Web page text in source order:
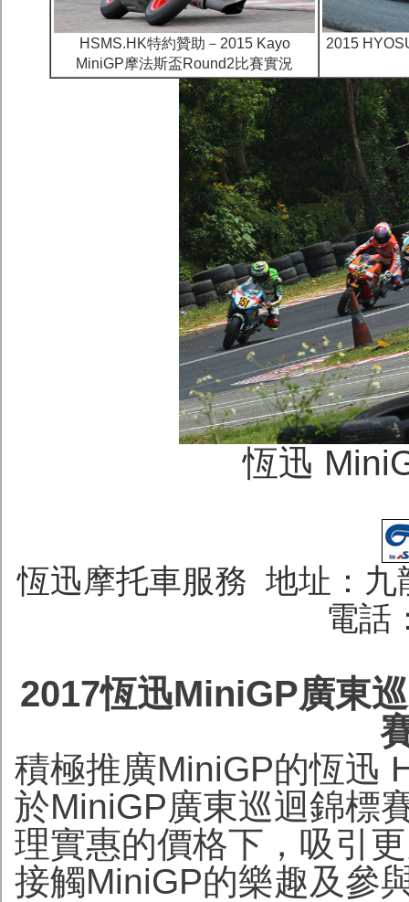
HSMS.HK特約贊助－2015 Kayo
MiniGP摩法斯盃Round2比賽實況
2015
恆迅
恆迅摩托車服務 地址：
電話
2017恆迅MiniGP廣東
積極推廣MiniGP的恆迅
於MiniGP廣東巡迴錦標
理實惠的價格下，吸引
接觸MiniGP的樂趣及參